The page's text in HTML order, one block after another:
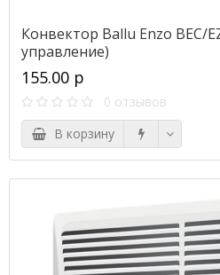
Конвектор Ballu Enzo BEC/
управление)
155.00 р
0 отзывов
В корзину